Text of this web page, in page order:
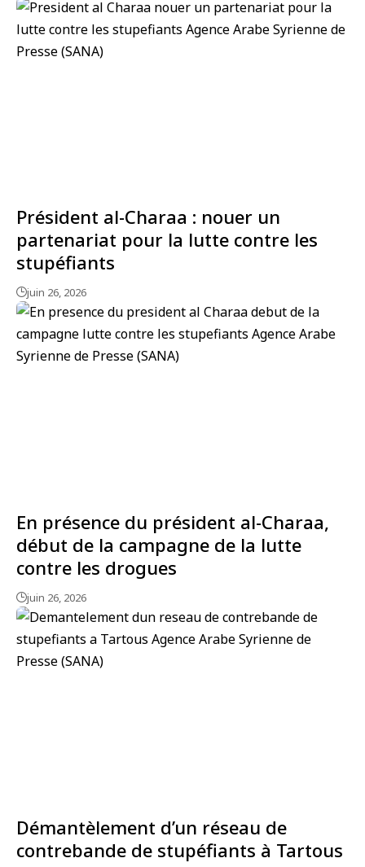
Président al-Charaa : nouer un
partenariat pour la lutte contre les
stupéfiants
juin 26, 2026
En présence du président al-Charaa,
début de la campagne de la lutte
contre les drogues
juin 26, 2026
Démantèlement d’un réseau de
contrebande de stupéfiants à Tartous